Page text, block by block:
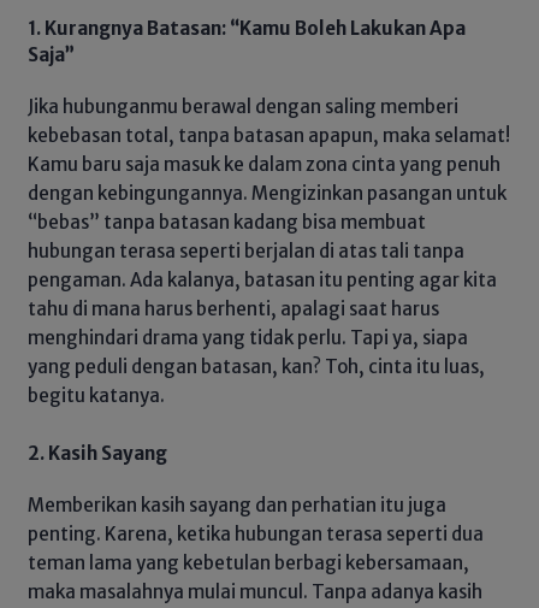
1. Kurangnya Batasan: “Kamu Boleh Lakukan Apa
Saja”
Jika hubunganmu berawal dengan saling memberi
kebebasan total, tanpa batasan apapun, maka selamat!
Kamu baru saja masuk ke dalam zona cinta yang penuh
dengan kebingungannya. Mengizinkan pasangan untuk
“bebas” tanpa batasan kadang bisa membuat
hubungan terasa seperti berjalan di atas tali tanpa
pengaman. Ada kalanya, batasan itu penting agar kita
tahu di mana harus berhenti, apalagi saat harus
menghindari drama yang tidak perlu. Tapi ya, siapa
yang peduli dengan batasan, kan? Toh, cinta itu luas,
begitu katanya.
2. Kasih Sayang
Memberikan kasih sayang dan perhatian itu juga
penting. Karena, ketika hubungan terasa seperti dua
teman lama yang kebetulan berbagi kebersamaan,
maka masalahnya mulai muncul. Tanpa adanya kasih